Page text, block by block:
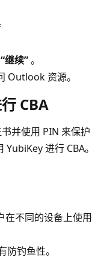
“继续”。
Outlook 资源。
CBA
并使用 PIN 来保护
进行 CBA。
在不同的设备上使用
钓鱼性。